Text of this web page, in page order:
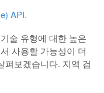
API.
술 유형에 대한 높은
사용할 가능성이 더
펴보겠습니다. 지역 검